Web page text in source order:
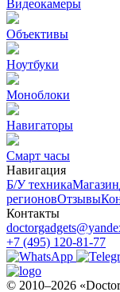
Видеокамеры
Объективы
Ноутбуки
Моноблоки
Навигаторы
Смарт часы
Навигация
Б/У техникaМагазин
регионовОтзывы
Контакты
+7 (495) 120-81-77
© 2010–2026